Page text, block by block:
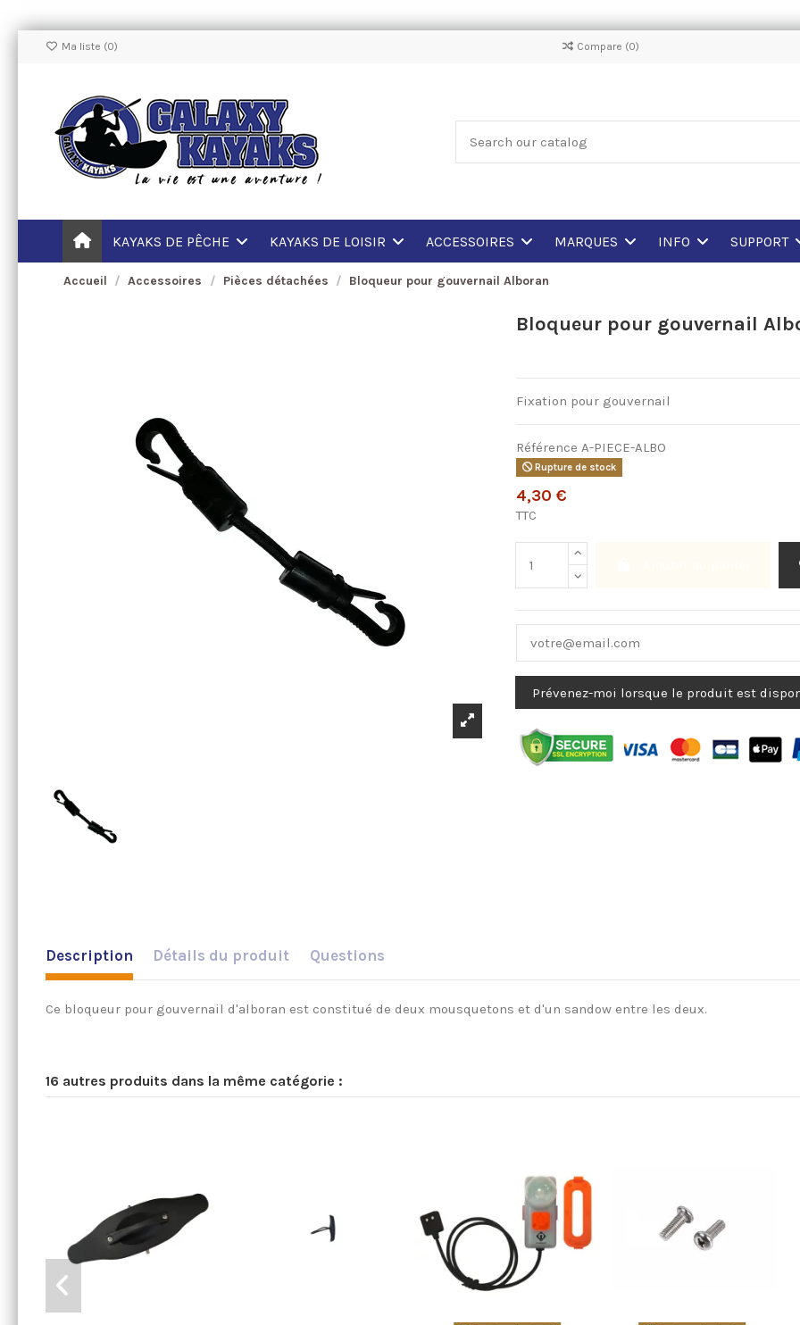
Ma liste (0) Compare (0)
KAYAKS DE PÊCHE KAYAKS DE LOISIR ACCESSOIRES MARQUES INFO SUPPORT
Accueil Accessoires Pièces détachées Bloqueur pour gouvernail Alboran
Bloqueur pour gouvernail
Fixation pour gouvernail
Référence A-PIECE-ALBO
Rupture de stock
4,30 €
TTC
Description Détails du produit Questions
Ce bloqueur pour gouvernail d'alboran est constitué de deux mousquetons et d'un sandow entre les deux.
16 autres produits dans la même catégorie :